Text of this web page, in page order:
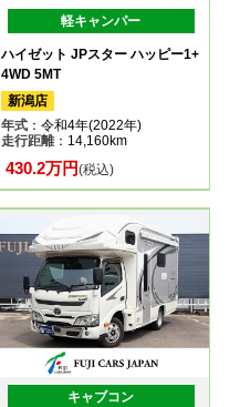
軽キャンパー
ハイゼット JPスター ハッピー1+
4WD 5MT
新潟店
年式：令和4年(2022年)
走行距離：14,160km
430.2万円(税込)
キャブコン